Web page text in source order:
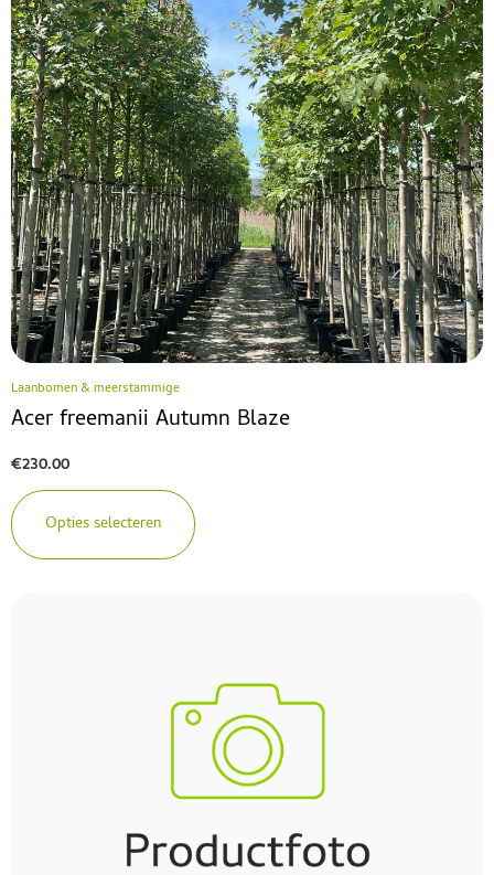
Laanbomen & meerstammige
Acer freemanii Autumn Blaze
€230.00
Opties selecteren